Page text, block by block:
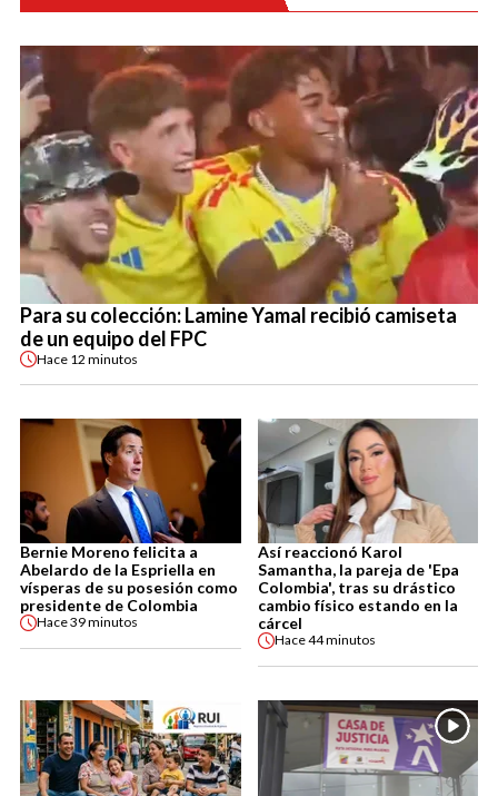
Para su colección: Lamine Yamal recibió camiseta
de un equipo del FPC
Hace 12 minutos
Bernie Moreno felicita a
Abelardo de la Espriella en
vísperas de su posesión como
presidente de Colombia
Hace39 minutos
Así reaccionó Karol
Samantha, la pareja de 'Epa
Colombia', tras su drástico
cambio físico estando en la
cárcel
Hace44 minutos